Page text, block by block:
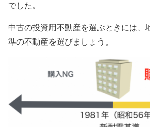
でした。
中古の投資用不動産を選ぶときには、
準の不動産を選びましょう。